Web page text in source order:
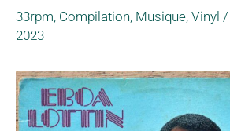
33rpm, Compilation, Musique, Vinyl /
2023